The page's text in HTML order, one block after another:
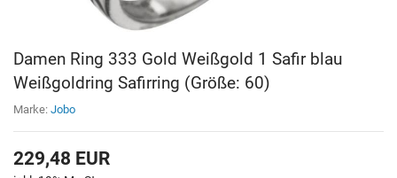
Damen Ring 333 Gold Weißgold 1 Safir blau
Weißgoldring Safirring (Größe: 60)
Marke: Jobo
229,48 EUR